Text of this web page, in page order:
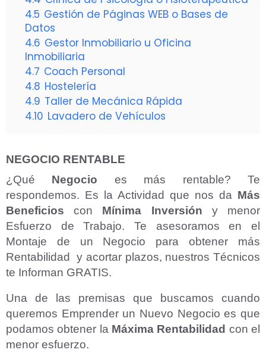
4.5 Gestión de Páginas WEB o Bases de
Datos
4.6 Gestor Inmobiliario u Oficina
Inmobiliaria
4.7 Coach Personal
4.8 Hostelería
4.9 Taller de Mecánica Rápida
4.10 Lavadero de Vehículos
NEGOCIO RENTABLE
¿Qué Negocio es más rentable? Te
respondemos. Es la Actividad que nos da Más
Beneficios con Mínima Inversión y menor
Esfuerzo de Trabajo. Te asesoramos en el
Montaje de un Negocio para obtener más
Rentabilidad y acortar plazos, nuestros Técnicos
te Informan GRATIS.
Una de las premisas que buscamos cuando
queremos Emprender un Nuevo Negocio es que
podamos obtener la Máxima Rentabilidad con el
menor esfuerzo.